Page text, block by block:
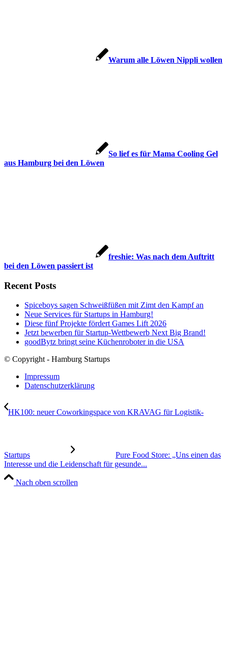
Warum alle Löwen Nippli wollen
So lief es für Mama Cooling Gel
aus Hamburg bei den Löwen
freshie: Was nach dem Auftritt
bei den Löwen passiert ist
Recent Posts
Spiceboys sagen Schweißfüßen mit Zimt den Kampf an
Neue Services für Startups in Hamburg!
Diese fünf Projekte fördert Games Lift 2026
Jetzt bewerben für Startup-Wettbewerb Next Big Brand!
goodBytz bringt seine Küchenroboter in die USA
© Copyright - Hamburg Startups
Impressum
Datenschutzerklärung
HK100: neuer Coworkingspace von KRAVAG für Logistik-
Startups
Pure Food Store: „Uns einen das
Interesse und die Leidenschaft für gesunde...
Nach oben scrollen